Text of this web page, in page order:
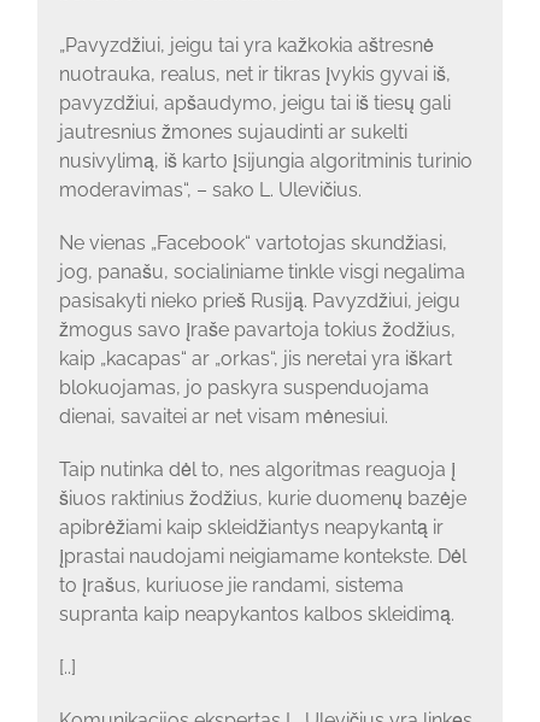
„Pavyzdžiui, jeigu tai yra kažkokia aštresnė
nuotrauka, realus, net ir tikras įvykis gyvai iš,
pavyzdžiui, apšaudymo, jeigu tai iš tiesų gali
jautresnius žmones sujaudinti ar sukelti
nusivylimą, iš karto įsijungia algoritminis turinio
moderavimas“, – sako L. Ulevičius.
Ne vienas „Facebook“ vartotojas skundžiasi,
jog, panašu, socialiniame tinkle visgi negalima
pasisakyti nieko prieš Rusiją. Pavyzdžiui, jeigu
žmogus savo įraše pavartoja tokius žodžius,
kaip „kacapas“ ar „orkas“, jis neretai yra iškart
blokuojamas, jo paskyra suspenduojama
dienai, savaitei ar net visam mėnesiui.
Taip nutinka dėl to, nes algoritmas reaguoja į
šiuos raktinius žodžius, kurie duomenų bazėje
apibrėžiami kaip skleidžiantys neapykantą ir
įprastai naudojami neigiamame kontekste. Dėl
to įrašus, kuriuose jie randami, sistema
supranta kaip neapykantos kalbos skleidimą.
[..]